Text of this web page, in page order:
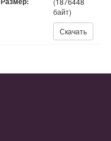
байт)
Скачать